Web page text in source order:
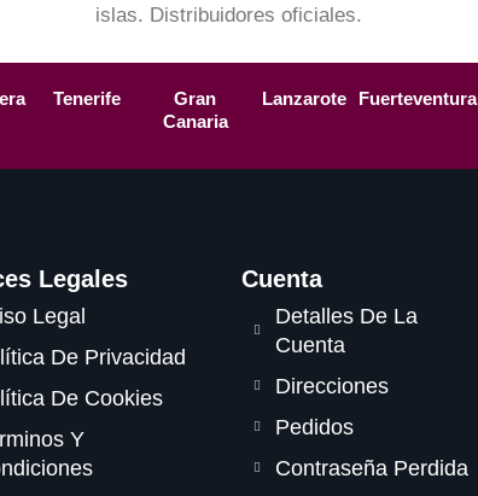
islas. Distribuidores oficiales.
Tenerife
Gran
Canaria
Lanzarote Fuerteventura
Legales
Legal
De Privacidad
De Cookies
Y
Cuenta
Detalles De La
Cuenta
Direcciones
Pedidos
Contraseña Perdida